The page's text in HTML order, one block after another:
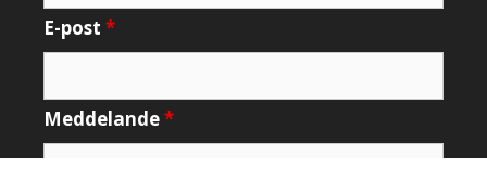
E-post *
Meddelande*